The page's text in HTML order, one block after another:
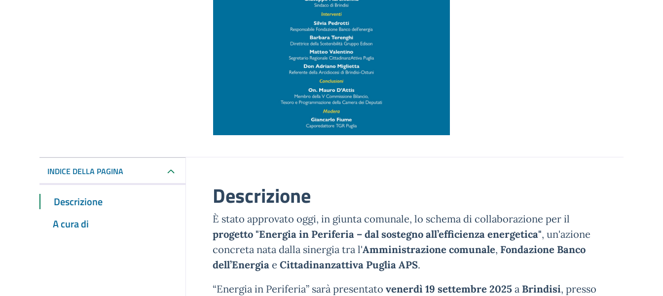
INDICE DELLA PAGINA
Descrizione
A cura di
Descrizione
È stato approvato oggi, in giunta comunale, lo schema di collaborazione per il
progetto "Energia in Periferia – dal sostegno all’efficienza energetica", un'azione
concreta nata dalla sinergia tra l'Amministrazione comunale, Fondazione Banco
dell’Energia e Cittadinanzattiva Puglia APS.
“Energia in Periferia” sarà presentato venerdì 19 settembre 2025a Brindisi, presso